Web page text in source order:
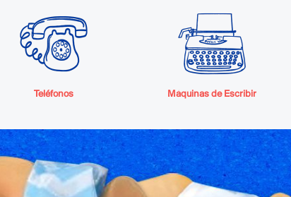
Teléfonos Máquinas de Escribir